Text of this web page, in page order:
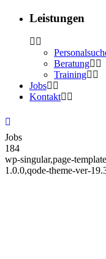
Leistungen
Beratung
Training
Jobs
Kontakt
Jobs
184
wp-singular,page-
1.0.0,qode-theme-ver-